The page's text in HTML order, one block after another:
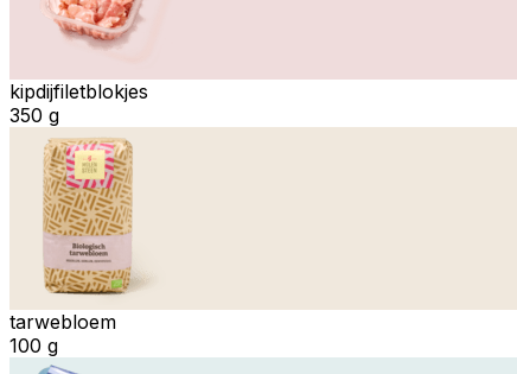
kipdijfiletblokjes
350 g
tarwebloem
100 g